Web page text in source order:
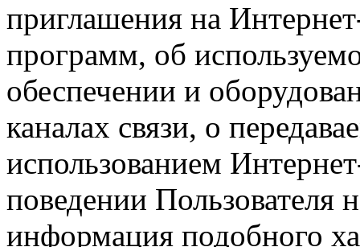
приглашения на
программ, об
обеспечении и
каналах связи, о
использованием
поведении Пользователя
информация подобного